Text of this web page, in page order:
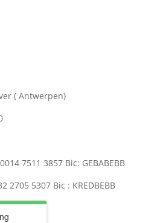
( Antwerpen)
7511 3857 Bic: GEBABEBB
2705 5307 Bic : KREDBEBB